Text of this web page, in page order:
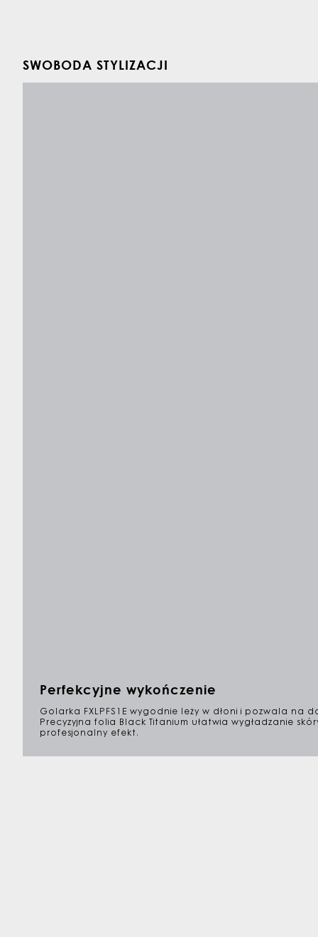
SWOBODA STYLIZACJI
Perfekcyjne wykończenie
Golarka FXLPFS1E wygodnie leży w dłoni i pozwala na
Precyzyjna folia Black Titanium ułatwia wygładzanie
profesjonalny efekt.